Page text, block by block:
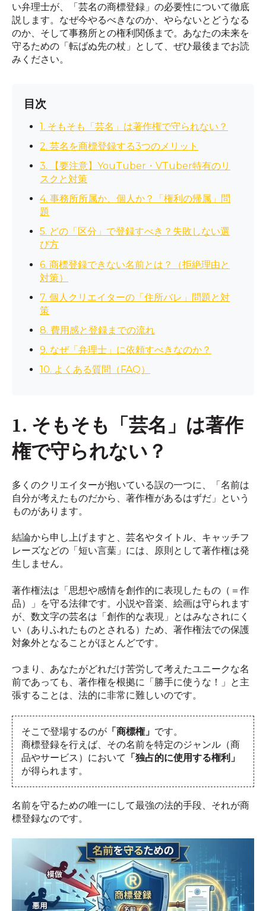
い弁理士が、「芸名の商標登録」の必要性について徹底
説します。なぜ今やるべきなのか、やらないとどうなる
のか、そして事務所との権利関係まで。あなたの未来を
守るための「転ばぬ先の杖」として、ぜひ最後までお読
みください。
目次
1. そもそも「芸名」は著作権で守られない？
2. 芸名を商標登録する3つのメリット
3. 【要注意】YouTuber・VTuber特有のリ
スクと対策
4. 事務所所属か、個人か？「権利の帰属」問
題
5. どの「区分」で登録すべき？失敗しない選
び方
6. 商標登録できない名前とは？（拒絶理由と
対策）
7. 個人クリエイターの「住所バレ」問題と対
策
8. 費用感と登録までの流れ
9. なぜ「弁理士」に依頼すべきなのか？
10. よくある質問（FAQ）
1. そもそも「芸名」は著作
権で守られない？
多くのクリエイターが抱いている誤の一つに、「名前は
自分が考えたものだから、著作権があるはずだ」という
ものがあります。
結論から申し上げますと、芸名やタイトル、キャッチフ
レーズなどの「短い言葉」には、原則として著作権は発
生しません。
著作権法は「思想や感情を創作的に表現したもの（＝作
品）」を守る法律です。小説や音楽、絵画は守られます
が、数文字の芸名は「創作的な表現」とはみなされにく
い（ありふれたものとされる）ため、著作権法での保護
対象外となることがほとんどです。
つまり、あなたがどれだけ苦労して考えたユニークな名
前であっても、著作権を根拠に「勝手に使うな！」と主
張することは、法的に非常に難しいのです。
そこで登場するのが 「商標権」 です。
商標登録を行えば、その名前を特定のジャンル（商
品やサービス）において 「独占的に使用する権利」
が得られます。
名前を守るための唯一にして最強の法的手段、それが商
標登録なのです。